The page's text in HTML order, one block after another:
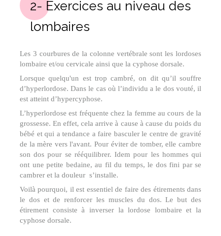
2- Exercices au niveau des
lombaires
Les 3 courbures de la colonne vertébrale sont les lordoses
lombaire et/ou cervicale ainsi que la cyphose dorsale.
Lorsque quelqu'un est trop cambré, on dit qu’il souffre
d’hyperlordose. Dans le cas où l’individu a le dos vouté, il
est atteint d’hypercyphose.
L’hyperlordose est fréquente chez la femme au cours de la
grossesse. En effet, cela arrive à cause à cause du poids du
bébé et qui a tendance a faire basculer le centre de gravité
de la mère vers l'avant. Pour éviter de tomber, elle cambre
son dos pour se rééquilibrer. Idem pour les hommes qui
ont une petite bedaine, au fil du temps, le dos fini par se
cambrer et la douleur s’installe.
Voilà pourquoi, il est essentiel de faire des étirements dans
le dos et de renforcer les muscles du dos. Le but des
étirement consiste à inverser la lordose lombaire et la
cyphose dorsale.